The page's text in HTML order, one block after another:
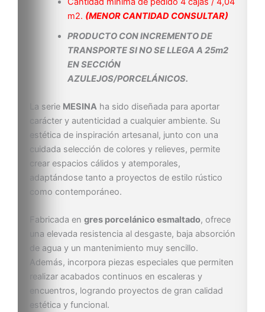
m2. (MENOR CANTIDAD CONSULTAR)
PRODUCTO CON INCREMENTO DE
TRANSPORTE SI NO SE LLEGA A 25m2
EN SECCIÓN
AZULEJOS/PORCELÁNICOS.
La serie MESINA ha sido diseñada para aportar
carácter y autenticidad a cualquier ambiente. Su
estética de inspiración artesanal, junto con una
cuidada selección de colores y relieves, permite
crear espacios cálidos y atemporales,
adaptándose tanto a proyectos de estilo rústico
como contemporáneo.
Fabricada en gres porcelánico esmaltado, ofrece
una elevada resistencia al desgaste, baja absorción
de agua y un mantenimiento muy sencillo.
Además, incorpora piezas especiales que permiten
realizar acabados continuos en escaleras y
encuentros, logrando proyectos de gran calidad
estética y funcional.